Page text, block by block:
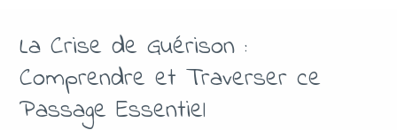
La Crise de Guérison :
Comprendre et Traverser ce
Passage Essentiel